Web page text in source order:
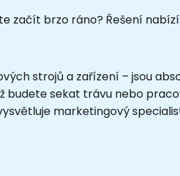
začít brzo ráno? Řešení
strojů a zařízení – jsou
budete sekat trávu nebo
marketingový